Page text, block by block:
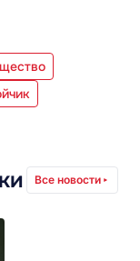
Все новости